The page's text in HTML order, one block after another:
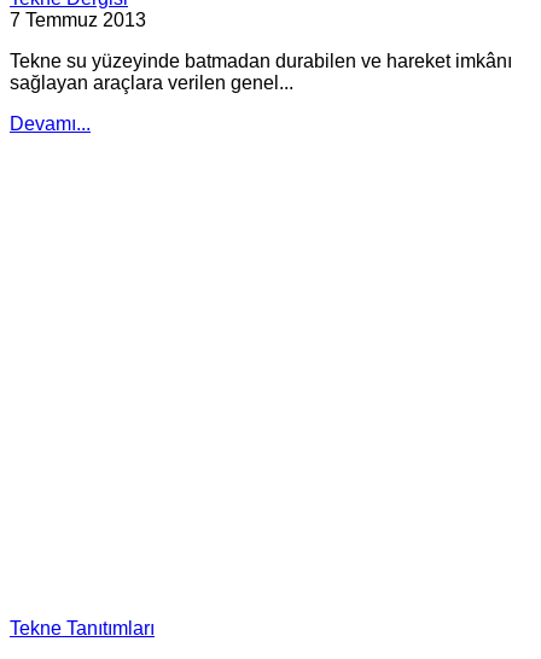
7 Temmuz 2013
Tekne su yüzeyinde batmadan durabilen ve hareket imkânı
sağlayan araçlara verilen genel...
Devamı...
Tekne Tanıtımları